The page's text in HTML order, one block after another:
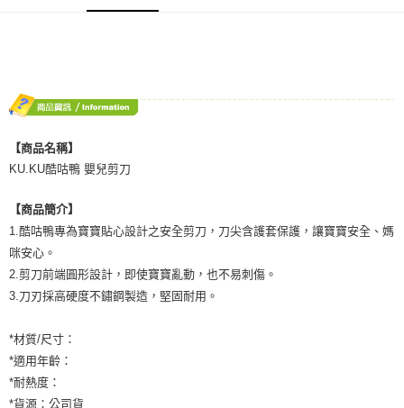
２．訂單成立數日內，您將收到繳費通知簡訊。
※ 交易是否成功請以「AFTEE先享後付 」之結帳頁面顯示為準，若有關於
【注意事項】
易，需依本服務之必要範圍內提供個人資料，並將交易相關給付款項請求債
權轉讓予恩沛科技股份有限公司。
２．關於個人資料處理事宜，請瀏覽以下網址：
https://aftee.tw/terms/#terms3
３．未成年的使用者請事先徵得法定代理人或監護人之同意方可使用
「AFTEE先享後付」，若未經同意申辦者引起之損失，本公司不負相關責
任。
時審查核予不同之上限額度；若仍有額度不足之情形，本公司將視審查結果
請求用戶進行身份認證。
５．嚴禁一人註冊多個帳號或使用他人資訊註冊。若發現惡意使用之情形，
恩沛科技股份有限公司將有權停止該用戶之使用額度並採取法律行動。
每筆NT$70，滿NT$600(含以上)免運費
付款後門市自取
【商品名稱】
KU.KU酷咕鴨 嬰兒剪刀
【商品簡介】
1.酷咕鴨專為寶寶貼心設計之安全剪刀，刀尖含護套保護，讓寶寶安全、媽
咪安心。
2.剪刀前端圓形設計，即使寶寶亂動，也不易刺傷。
3.刀刃採高硬度不鏽鋼製造，堅固耐用。
*材質/尺寸：
*適用年齡：
*耐熱度：
*貨源：公司貨